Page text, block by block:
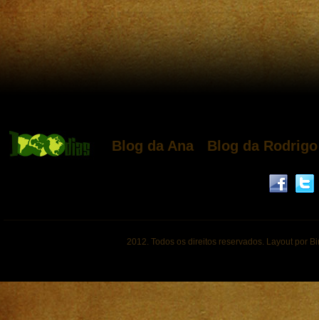
Blog da Ana Blog da Rodrigo
2012. Todos os direitos reservados. Layout por